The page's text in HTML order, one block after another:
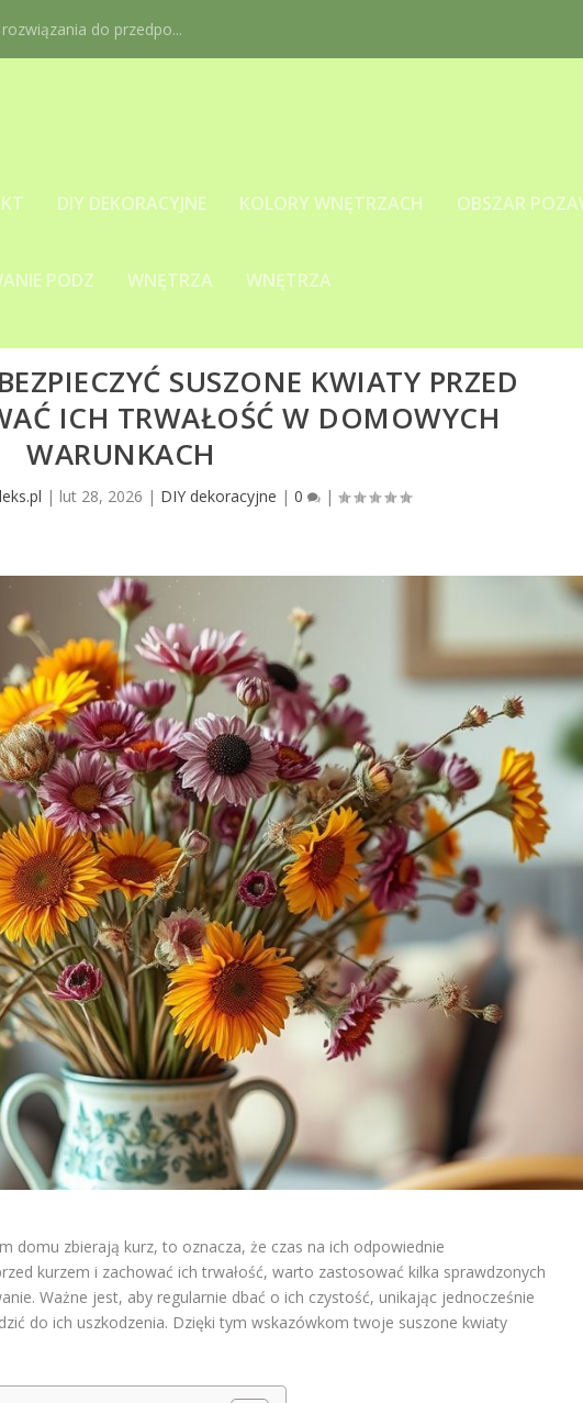
do przedpo...
DIY DEKORACYJNE KOLORY WNĘTRZACH OBSZAR
PODZ WNĘTRZA WNĘTRZA
SUSZONE KWIATY PRZED
ICH TRWAŁOŚĆ W DOMOWYCH
WARUNKACH
| lut 28, 2026 | DIY dekoracyjne | 0 |
domu zbierają kurz, to oznacza, że czas na ich odpowiednie
kurzem i zachować ich trwałość, warto zastosować kilka sprawdzonych
Ważne jest, aby regularnie dbać o ich czystość, unikając jednocześnie
do ich uszkodzenia. Dzięki tym wskazówkom twoje suszone kwiaty